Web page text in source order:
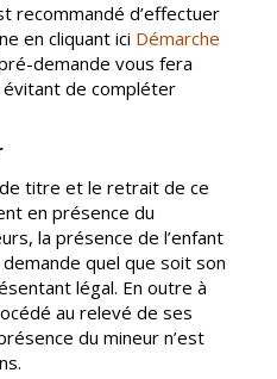
Culture et
Sport
Maurice
Rollinat
Théâtre Mac-
Nab / La
Décale
Estivales
recommandé d’effectuer
en cliquant ici Démarche
demande vous fera
de compléter
titre et le retrait de ce
en présence du
la présence de l’enfant
quel que soit son
légal. En outre à
au relevé de ses
du mineur n’est